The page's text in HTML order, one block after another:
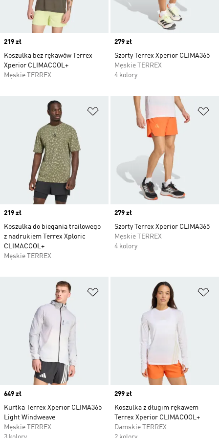
Price
219 zł
Koszulka bez rękawów Terrex
Xperior CLIMACOOL+
Męskie TERREX
Price
279 zł
Szorty Terrex Xperior CLIMA365
Męskie TERREX
4 kolory
Dodaj do listy życzeń
Price
219 zł
Koszulka do biegania trailowego
z nadrukiem Terrex Xploric
CLIMACOOL+
Męskie TERREX
Price
279 zł
Szorty Terrex Xperior CLIMA365
Męskie TERREX
4 kolory
Dodaj do listy życzeń
Price
649 zł
Kurtka Terrex Xperior CLIMA365
Light Windweave
Męskie TERREX
Price
299 zł
Koszulka z długim rękawem
Terrex Xperior CLIMACOOL+
Damskie TERREX